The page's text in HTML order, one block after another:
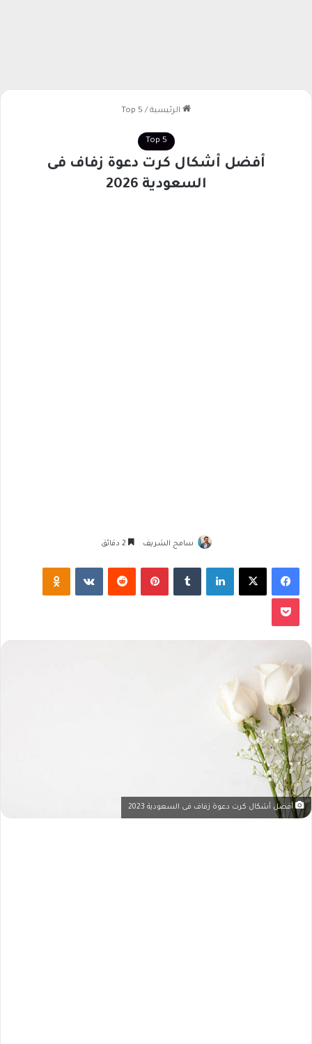
الرئيسية /
Top 5
Top 5
أفضل أشكال كرت دعوة زفاف فى
السعودية 2026
سامح الشريف
فيسبوك لينكدإن بينتيريست
أفضل أشكال كرت دعوة زفاف فى السعودية 2023